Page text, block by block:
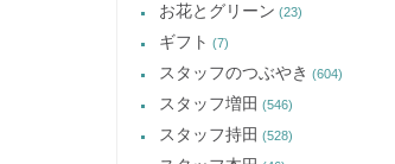
お花とグリーン (23)
ギフト (7)
スタッフのつぶやき (604)
スタッフ増田 (546)
スタッフ持田 (528)